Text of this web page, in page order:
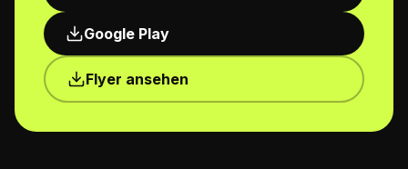
Google Play
Flyer ansehen